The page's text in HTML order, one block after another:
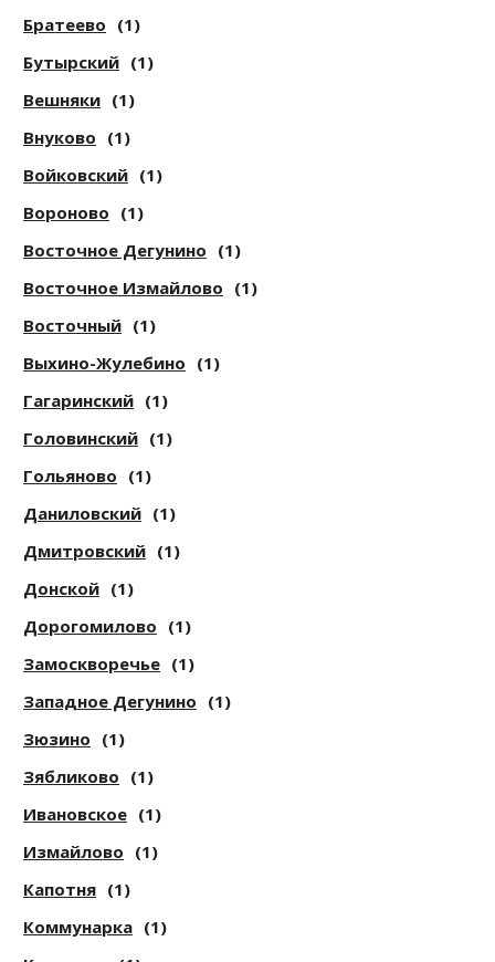
Братеево (1)
Бутырский (1)
Вешняки (1)
Внуково (1)
Войковский (1)
Вороново (1)
Восточное Дегунино (1)
Восточное Измайлово (1)
Восточный (1)
Выхино-Жулебино (1)
Гагаринский (1)
Головинский (1)
Гольяново (1)
Даниловский (1)
Дмитровский (1)
Донской (1)
Дорогомилово (1)
Замоскворечье (1)
Западное Дегунино (1)
Зюзино (1)
Зябликово (1)
Ивановское (1)
Измайлово (1)
Капотня (1)
Коммунарка (1)